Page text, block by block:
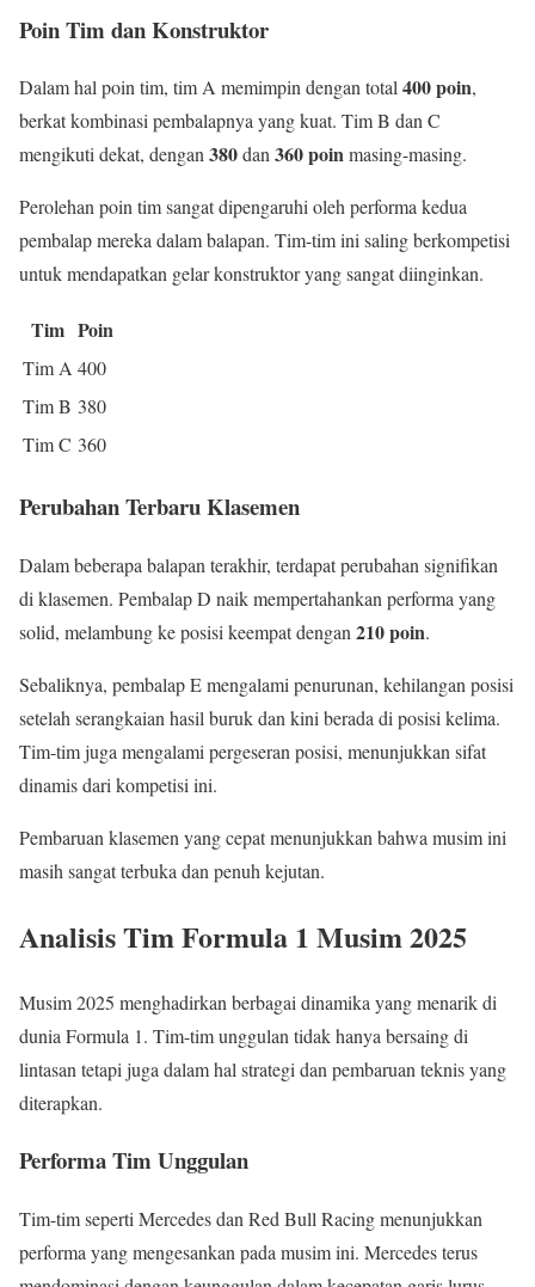
Poin Tim dan Konstruktor
Dalam hal poin tim, tim A memimpin dengan total400 poin,
berkat kombinasi pembalapnya yang kuat. Tim B dan C
mengikuti dekat, dengan380dan360 poinmasing-masing.
Perolehan poin tim sangat dipengaruhi oleh performa kedua
pembalap mereka dalam balapan. Tim-tim ini saling berkompetisi
untuk mendapatkan gelar konstruktor yang sangat diinginkan.
Tim Poin
Tim A 400
Tim B 380
Tim C 360
Perubahan Terbaru Klasemen
Dalam beberapa balapan terakhir, terdapat perubahan signifikan
di klasemen. Pembalap D naik mempertahankan performa yang
solid, melambung ke posisi keempat dengan 210 poin.
Sebaliknya, pembalap E mengalami penurunan, kehilangan posisi
setelah serangkaian hasil buruk dan kini berada di posisi kelima.
Tim-tim juga mengalami pergeseran posisi, menunjukkan sifat
dinamis dari kompetisi ini.
Pembaruan klasemen yang cepat menunjukkan bahwa musim ini
masih sangat terbuka dan penuh kejutan.
Analisis Tim Formula 1 Musim 2025
Musim 2025 menghadirkan berbagai dinamika yang menarik di
dunia Formula 1. Tim-tim unggulan tidak hanya bersaing di
lintasan tetapi juga dalam hal strategi dan pembaruan teknis yang
diterapkan.
Performa Tim Unggulan
Tim-tim seperti Mercedes dan Red Bull Racing menunjukkan
performa yang mengesankan pada musim ini. Mercedes terus